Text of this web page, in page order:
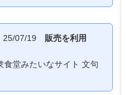
07/19 販売を利用
食堂みたいなサイト 文句